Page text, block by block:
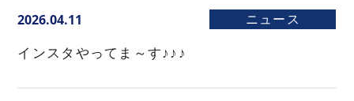
2026.04.11 ニュース
インスタやってま～す♪♪♪